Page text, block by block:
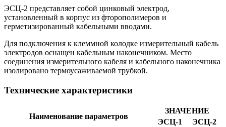
ЭСЦ-2 представляет собой цинковый электрод,
установленный в корпус из фторополимеров и
герметизированный кабельными вводами.
Для подключения к клеммной колодке измерительный кабель
электродов оснащен кабельным наконечником. Место
соединения измерительного кабеля и кабельного наконечника
изолировано термоусаживаемой трубкой.
Технические характеристики
Наименование параметров
ЗНАЧЕНИЕ
ЭСЦ-1
ЭСЦ-2